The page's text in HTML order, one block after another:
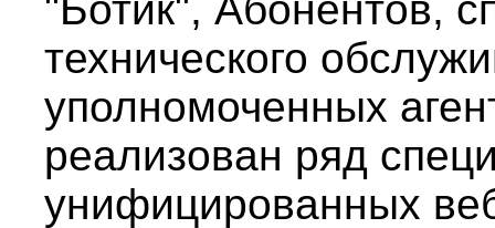
технического
уполномоченных
реализован ряд
унифицированных